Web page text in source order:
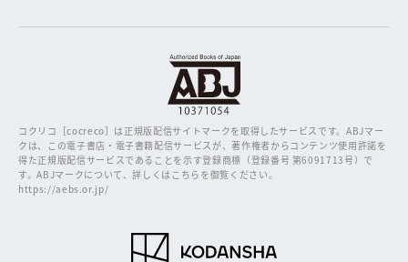
コクリコ［cocreco］は正規版配信サイトマークを取得したサービスです。ABJマー
クは、この電子書店・電子書籍配信サービスが、著作権者からコンテンツ使用許諾を
得た正規版配信サービスであることを示す登録商標（登録番号 第6091713号）で
す。ABJマークについて、詳しくはこちらを御覧ください。
https://aebs.or.jp/